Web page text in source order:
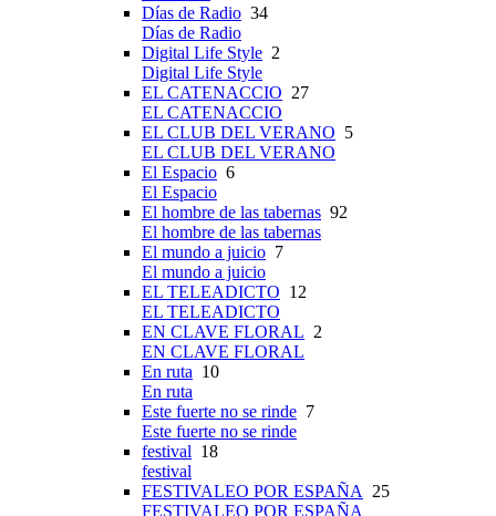
Días de Radio 34
Días de Radio
Digital Life Style 2
Digital Life Style
EL CATENACCIO 27
EL CATENACCIO
EL CLUB DEL VERANO 5
EL CLUB DEL VERANO
El Espacio 6
El Espacio
El hombre de las tabernas 92
El hombre de las tabernas
El mundo a juicio 7
El mundo a juicio
EL TELEADICTO 12
EL TELEADICTO
EN CLAVE FLORAL 2
EN CLAVE FLORAL
En ruta 10
En ruta
Este fuerte no se rinde 7
Este fuerte no se rinde
festival 18
festival
FESTIVALEO POR ESPAÑA
25
FESTIVALEO POR ESPAÑA